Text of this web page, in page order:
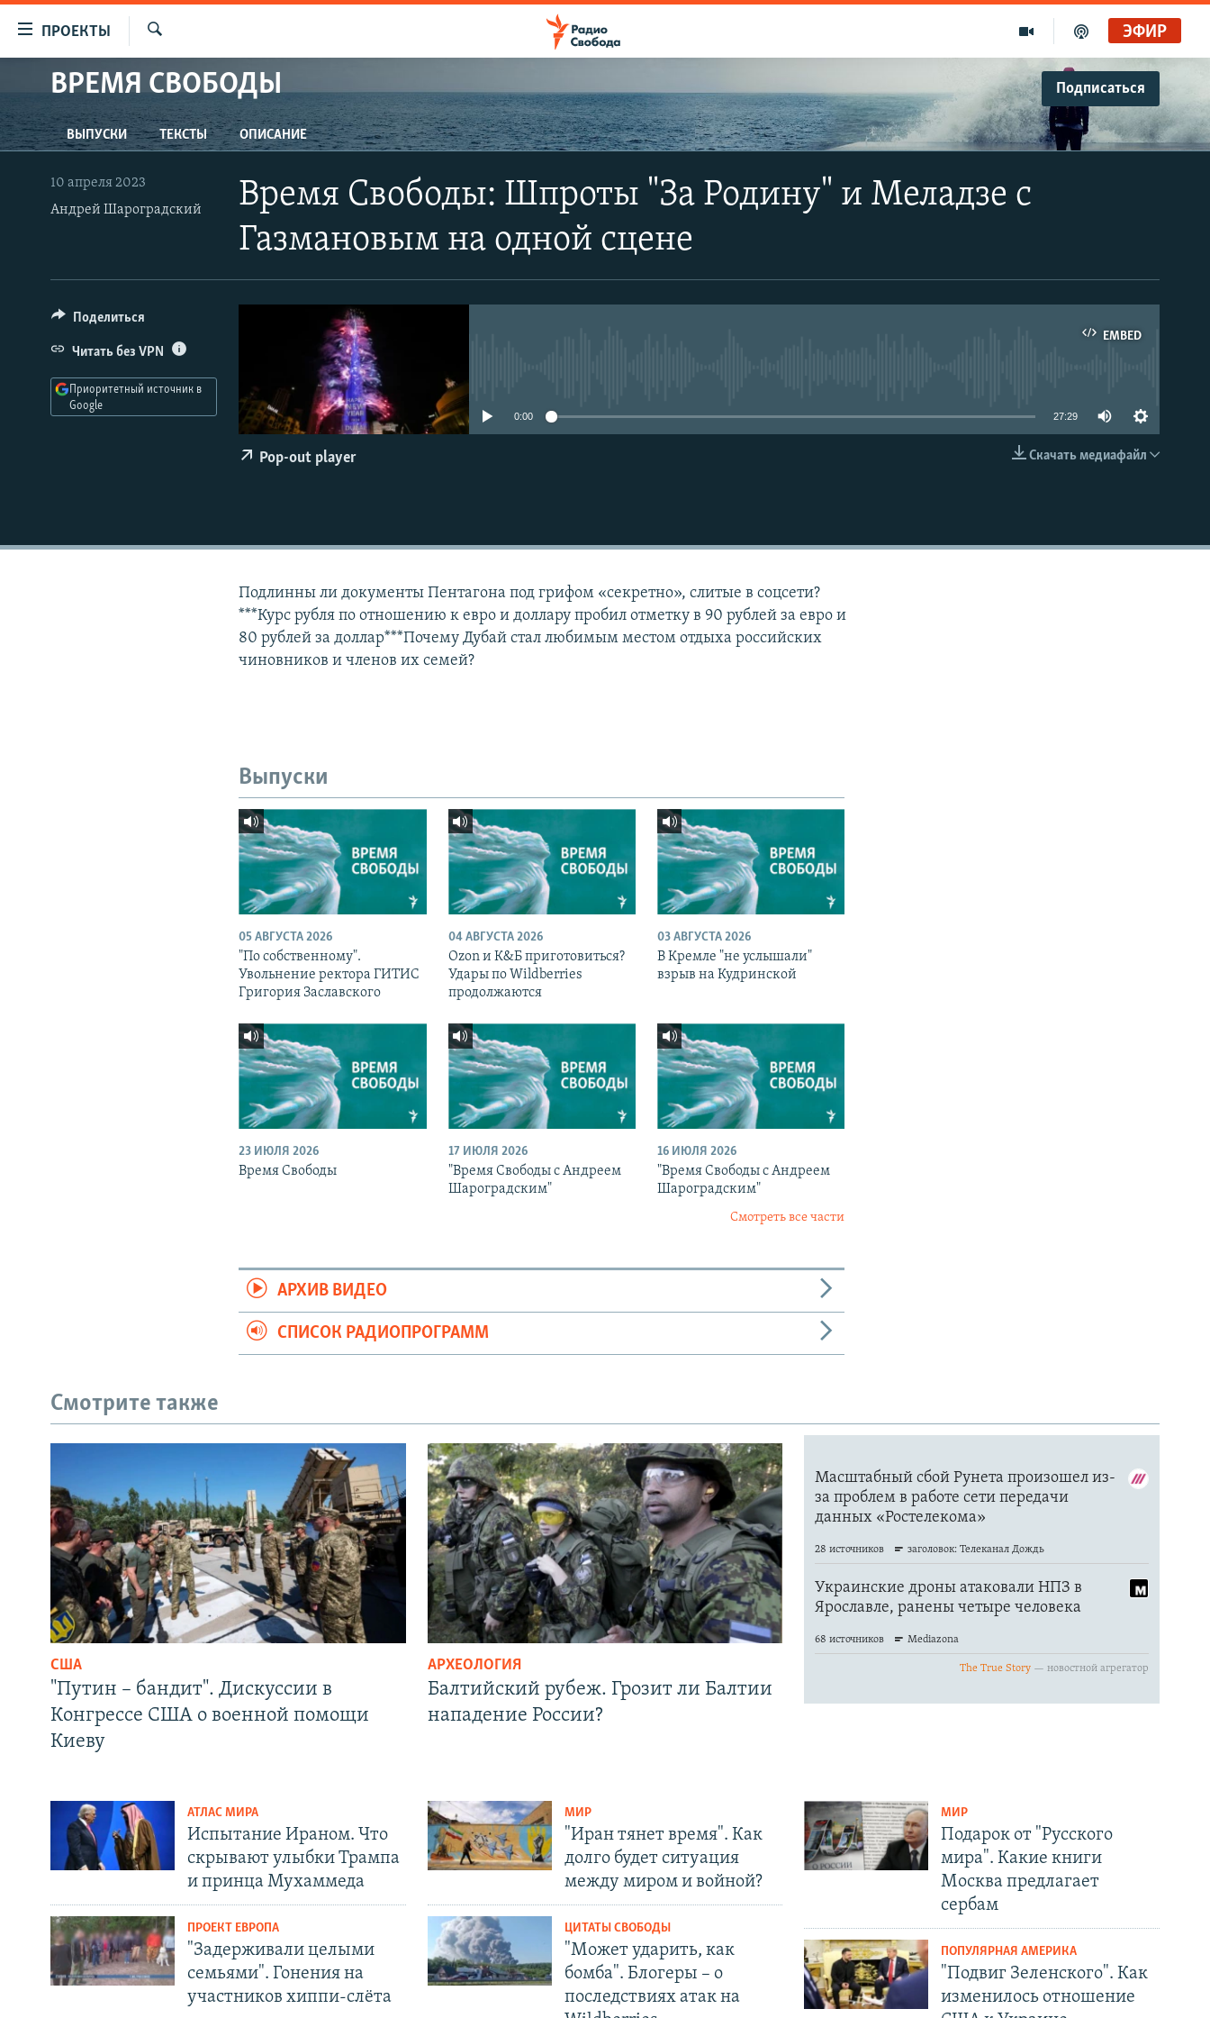
упрощенного
Вернуться
к
основному
содержанию
Вернутся
ПРОЕКТЫ
ПРОГРАММЫ
ПОДКАСТЫ
АВТОРСКИЕ ПРОЕКТЫ
ЦИТАТЫ СВОБОДЫ
МНЕНИЯ
IDEL.РЕАЛИИ
КАВКАЗ.РЕАЛИИ
СЕВЕР.РЕАЛИИ
СИБИРЬ.РЕАЛИИ
РАСПИСАНИЕ ВЕЩАНИЯ
ЭФИР
ВРЕМЯ СВОБОДЫ Подписаться
Apple Podcasts
Подписаться
ВЫПУСКИ ТЕКСТЫ ОПИСАНИЕ
Время Свободы: Шпроты "За Родину" и Меладзе с
Газмановым на одной сцене
10 апреля 2023
Андрей Шароградский
EMBED
EMBED
0:00 27:29
Скачать медиафайл
Pop-out player
Поделиться
Читать без VPN
Приоритетный источник в
Google
Подлинны ли документы Пентагона под грифом «секретно», слитые в соцсети?
***Курс рубля по отношению к евро и доллару пробил отметку в 90 рублей за евро и
80 рублей за доллар***Почему Дубай стал любимым местом отдыха российских
чиновников и членов их семей?
Выпуски
05 АВГУСТА 2026
"По собственному".
Увольнение ректора ГИТИС
Григория Заславского
04 АВГУСТА 2026
Ozon и К&Б приготовиться?
Удары по Wildberries
продолжаются
03 АВГУСТА 2026
В Кремле "не услышали"
взрыв на Кудринской
23 ИЮЛЯ 2026
Время Свободы
17 ИЮЛЯ 2026
"Время Свободы с Андреем
Шароградским"
16 ИЮЛЯ 2026
"Время Свободы с Андреем
Шароградским"
Смотреть все части
АРХИВ ВИДЕО
СПИСОК РАДИОПРОГРАММ
Смотрите также
США
"Путин – бандит". Дискуссии в
Конгрессе США о военной помощи
Киеву
АРХЕОЛОГИЯ
Балтийский рубеж. Грозит ли Балтии
нападение России?
АТЛАС МИРА
Испытание Ираном. Что
скрывают улыбки Трампа
и принца Мухаммеда
ПРОЕКТ ЕВРОПА
"Задерживали целыми
семьями". Гонения на
участников хиппи-слёта
МИР
"Иран тянет время". Как
долго будет ситуация
между миром и войной?
ЦИТАТЫ СВОБОДЫ
"Может ударить, как
бомба". Блогеры – о
последствиях атак на
МИР
Подарок от "Русского
мира". Какие книги
Москва предлагает
сербам
ПОПУЛЯРНАЯ АМЕРИКА
"Подвиг Зеленского". Как
изменилось отношение